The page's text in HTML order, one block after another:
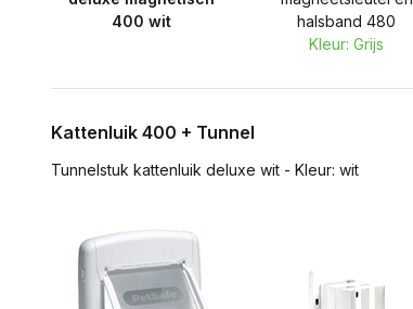
400 wit
halsband 480
Kleur: Grijs
Kattenluik 400 + Tunnel
Tunnelstuk kattenluik deluxe wit - Kleur: wit